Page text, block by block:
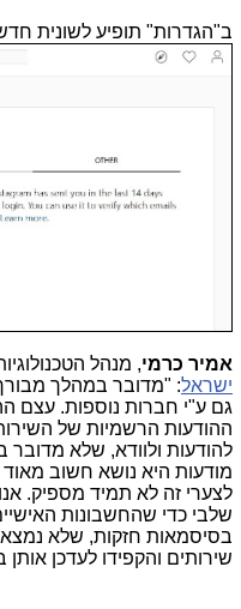
ב"הגדרות" תופיע לשונית
אמיר כרמי, מנהל
ישראל: "מדובר במהלך
גם ע"י חברות נוספות. עצם
ההודעות הרשמיות של
להודעות ולוודא, שלא
מודעות היא נושא חשוב
לצערי זה לא תמיד מספיק.
שלבי כדי שהחשבונות
בסיסמאות חזקות, שלא
שירותים והקפידו לעדכן